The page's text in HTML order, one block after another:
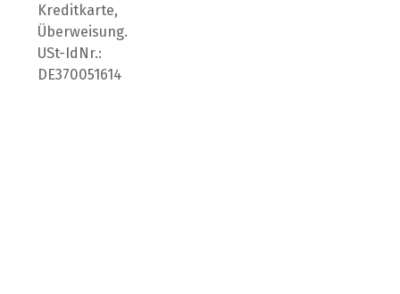
Kreditkarte,
Überweisung.
USt-IdNr.:
DE370051614